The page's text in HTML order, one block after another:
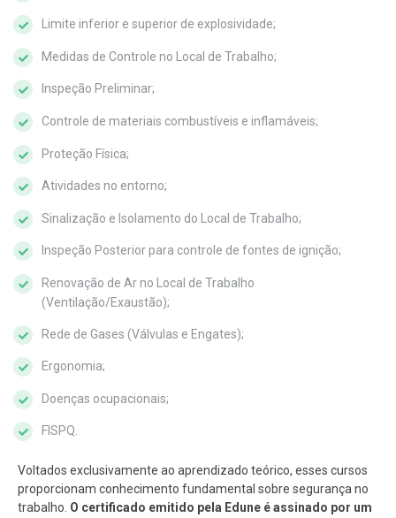
Limite inferior e superior de explosividade;
Medidas de Controle no Local de Trabalho;
Inspeção Preliminar;
Controle de materiais combustíveis e inflamáveis;
Proteção Física;
Atividades no entorno;
Sinalização e Isolamento do Local de Trabalho;
Inspeção Posterior para controle de fontes de ignição;
Renovação de Ar no Local de Trabalho
(Ventilação/Exaustão);
Rede de Gases (Válvulas e Engates);
Ergonomia;
Doenças ocupacionais;
FISPQ.
Voltados exclusivamente ao aprendizado teórico, esses cursos
proporcionam conhecimento fundamental sobre segurança no
trabalho. O certificado emitido pela Edune é assinado por um